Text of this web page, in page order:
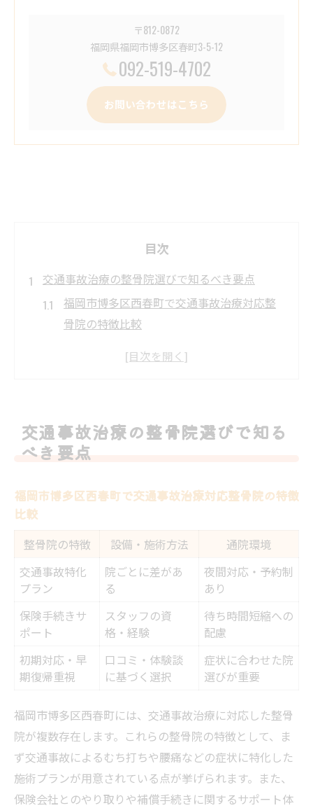
〒812-0872
福岡県福岡市博多区春町3-5-12
092-519-4702
お問い合わせはこちら
目次
交通事故治療の整骨院選びで知るべき要点
福岡市博多区西春町で交通事故治療対応整
骨院の特徴比較
交通事故治療なら整骨院と病院の違いに注
目を
知る
西春町で交通事故後の治療を安心して受けるコ
ツ
西春町で交通事故治療を安心して受けるた
めの比較表
交通事故治療の通院先を選ぶ際に重視すべ
夜間や土日対応の交通事故治療整骨院活用
術
連携例
初めての交通事故治療でも安心できる相談
方法
自己負担を抑える通院方法と補償の工夫
交通事故治療の整骨院選びで知る
べき要点
福岡市博多区西春町で交通事故治療対応整骨院の特徴
比較
整骨院の特徴 設備・施術方法
通院環境
交通事故特化
プラン
院ごとに差があ
る
夜間対応・予約制
あり
保険手続きサ
ポート
スタッフの資
格・経験
待ち時間短縮への
配慮
初期対応・早
期復帰重視
口コミ・体験談
に基づく選択
症状に合わせた院
選びが重要
福岡市博多区西春町には、交通事故治療に対応した整骨
院が複数存在します。これらの整骨院の特徴として、ま
ず交通事故によるむち打ちや腰痛などの症状に特化した
施術プランが用意されている点が挙げられます。また、
保険会社とのやり取りや補償手続きに関するサポート体